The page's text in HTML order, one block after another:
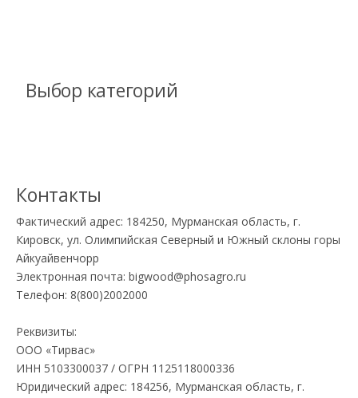
Выбор категорий
Контакты
Фактический адрес: 184250, Мурманская область, г.
Кировск, ул. Олимпийская Северный и Южный склоны горы
Айкуайвенчорр
Электронная почта: bigwood@phosagro.ru
Телефон: 8(800)2002000
Реквизиты:
ООО «Тирвас»
ИНН 5103300037 / ОГРН 1125118000336
Юридический адрес: 184256, Мурманская область, г.